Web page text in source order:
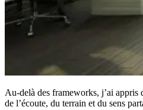
Au-delà des frameworks, j’ai
de l’écoute, du terrain et du sens